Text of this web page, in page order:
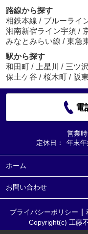
路線から探す
相鉄本線 / ブルーライ
湘南新宿ライン宇須 /
みなとみらい線 / 東急
駅から探す
和田町 / 上星川 / 三ツ
保土ケ谷 / 桜木町 / 阪
電
営業時
定休日：
年末
ホーム
お問い合わせ
プライバシーポリシー
Copyright(c) 工藤